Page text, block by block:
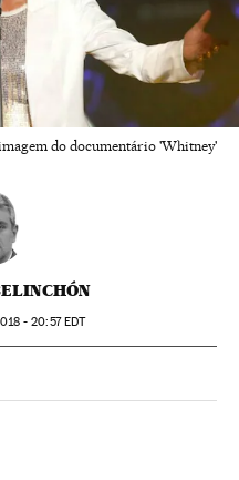
do documentário 'Whitney'
- 20:57EDT
Sociales